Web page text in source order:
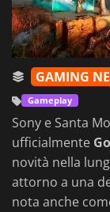
GAMING
Gameplay
Sony e Santa
ufficialmente
novità nella
attorno a una
nota anche